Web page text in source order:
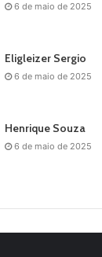
6 de maio de 2025
Eligleizer Sergio
6 de maio de 2025
Henrique Souza
6 de maio de 2025